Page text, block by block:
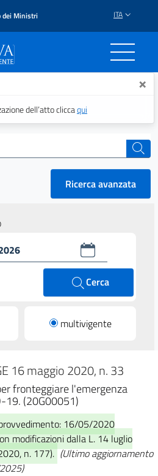
dei Ministri ITA
Il portale ×
dell’atto cliccaqui
cerca
Ricerca avanzata
Cerca
multivigente
16 maggio 2020, n. 33
fronteggiare l'emergenza
19. (20G00051)
16/05/2020
modificazioni dalla L. 14 luglio
n. 177). (Ultimo aggiornamento